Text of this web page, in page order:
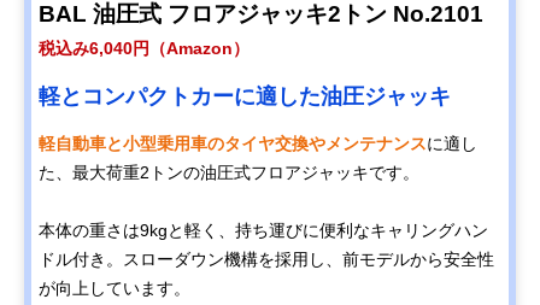
BAL 油圧式 フロアジャッキ2トン No.2101
税込み6,040円（Amazon）
軽とコンパクトカーに適した油圧ジャッキ
軽自動車と小型乗用車のタイヤ交換やメンテナンスに適し
た、最大荷重2トンの油圧式フロアジャッキです。
本体の重さは9kgと軽く、持ち運びに便利なキャリングハン
ドル付き。スローダウン機構を採用し、前モデルから安全性
が向上しています。